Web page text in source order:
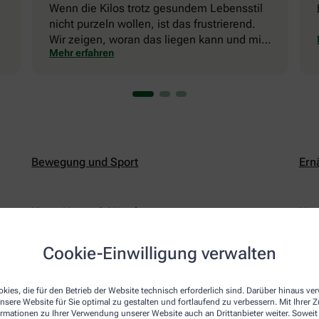
Cookie-Einwilligung verwalten
die für den Betrieb der Website technisch erforderlich sind. Darüber hinaus
Website für Sie optimal zu gestalten und fortlaufend zu verbessern. Mit Ihrer
zu Ihrer Verwendung unserer Website auch an Drittanbieter weiter. Soweit
Wenn die Kilos trotz gesundem Lebensstil
nicht purzeln wollen, ist das frustrierend.
Wir zeigen, woran das liegen kann und mit
welchen Tricks Sie die Fettverbrennung in
Mehr erfahren
Bewegung und Sport
Haut, Haare & Nägel
Knochen, Gelenke & Schmerzen
Männermedizin